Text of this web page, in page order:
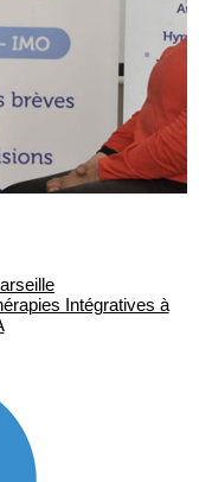
Intégratives à